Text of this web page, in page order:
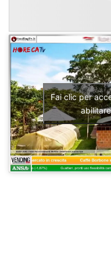
Fai clic per